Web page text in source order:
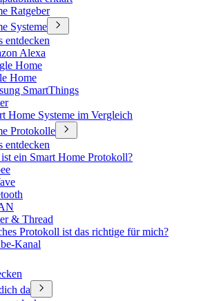
Ratgeber
Systeme
entdecken
Alexa
Home
Home
SmartThings
Home Systeme im Vergleich
Protokolle
entdecken
ist ein Smart Home Protokoll?
& Thread
Protokoll ist das richtige für mich?
Kanal
da